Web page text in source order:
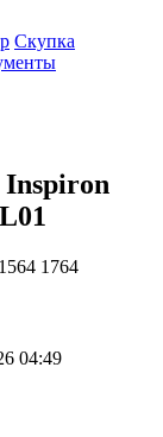
Cкупка
Inspiron
04:49